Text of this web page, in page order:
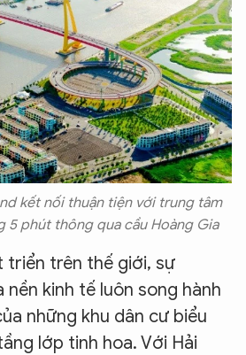
kết nối thuận tiện với trung tâm
5 phút thông qua cầu Hoàng Gia
triển trên thế giới, sự
kinh tế luôn song hành
những khu dân cư biểu
lớp tinh hoa. Với Hải